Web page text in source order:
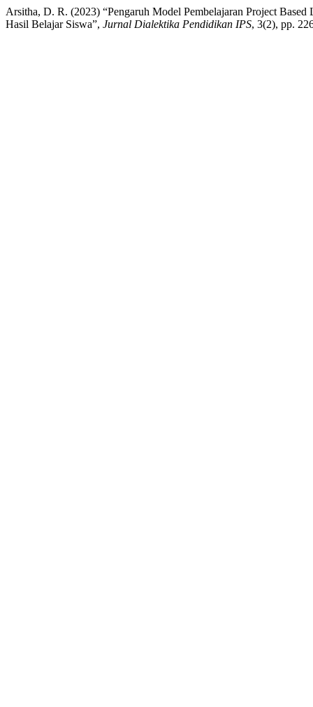
Arsitha, D. R. (2023) “Pengaruh Model Pembelajaran Project
Hasil Belajar Siswa”, Jurnal Dialektika Pendidikan IPS, 3(2), pp.